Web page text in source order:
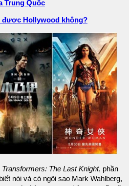
Trung Quốc
được Hollywood không?
Transformers: The Last Knight, phần
nói và có ngôi sao Mark Wahlberg,